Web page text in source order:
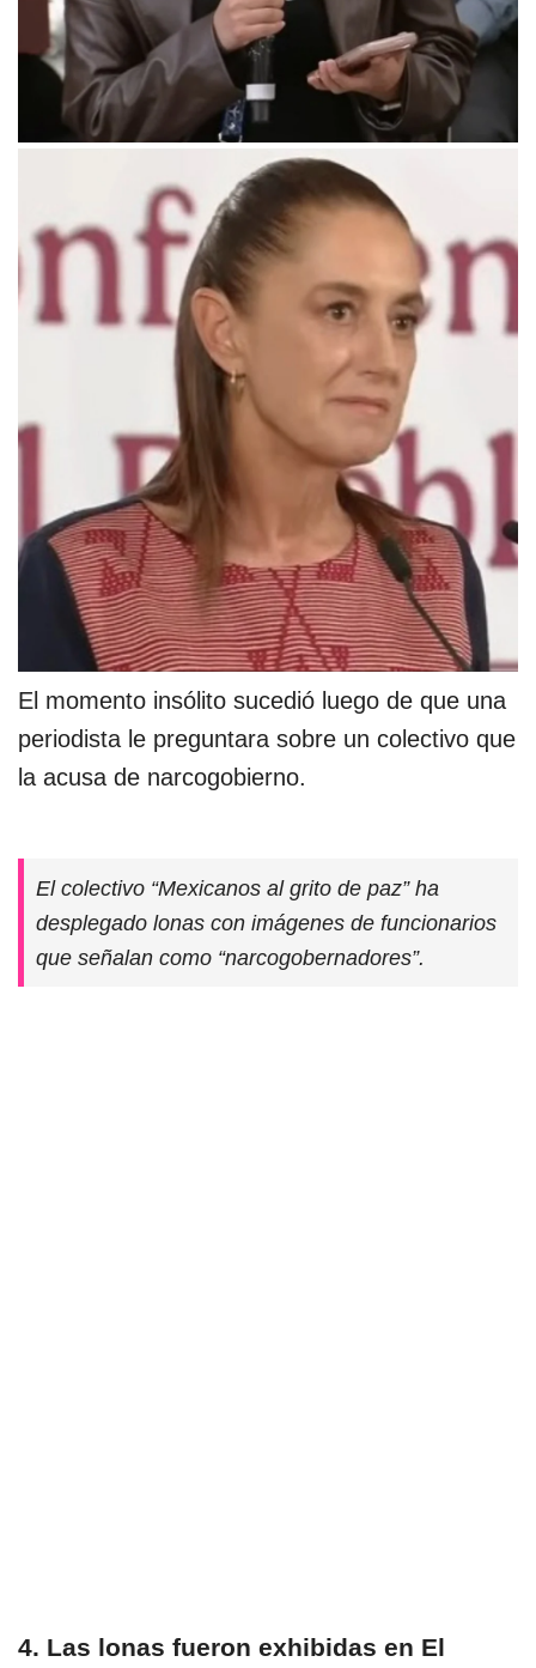
El momento insólito sucedió luego de que una
periodista le preguntara sobre un colectivo que
la acusa de narcogobierno.
El colectivo “Mexicanos al grito de paz” ha
desplegado lonas con imágenes de funcionarios
que señalan como “narcogobernadores”.
4. Las lonas fueron exhibidas en El